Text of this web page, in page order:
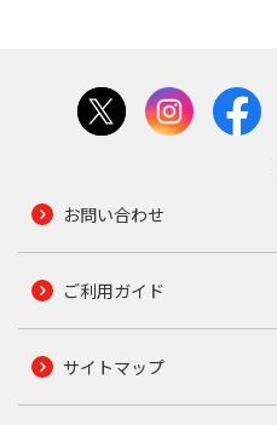
お問い合わせ
ご利用ガイド
サイトマップ